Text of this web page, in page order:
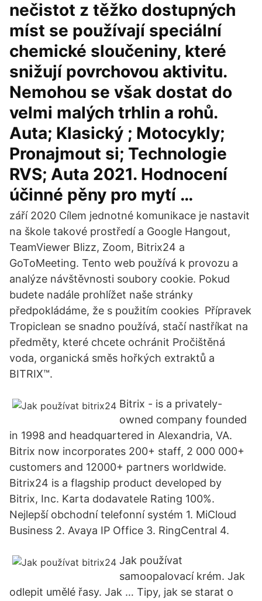
nečistot z těžko dostupných
míst se používají speciální
chemické sloučeniny, které
snižují povrchovou aktivitu.
Nemohou se však dostat do
velmi malých trhlin a rohů.
Auta; Klasický ; Motocykly;
Pronajmout si; Technologie
RVS; Auta 2021. Hodnocení
účinné pěny pro mytí …
září 2020 Cílem jednotné komunikace je nastavit
na škole takové prostředí a Google Hangout,
TeamViewer Blizz, Zoom, Bitrix24 a
GoToMeeting. Tento web používá k provozu a
analýze návštěvnosti soubory cookie. Pokud
budete nadále prohlížet naše stránky
předpokládáme, že s použitím cookies Přípravek
Tropiclean se snadno používá, stačí nastříkat na
předměty, které chcete ochránit Pročištěná
voda, organická směs hořkých extraktů a
BITRIX™.
Bitrix - is a privately-
owned company founded
in 1998 and headquartered in Alexandria, VA.
Bitrix now incorporates 200+ staff, 2 000 000+
customers and 12000+ partners worldwide.
Bitrix24 is a flagship product developed by
Bitrix, Inc. Karta dodavatele Rating 100%.
Nejlepší obchodní telefonní systém 1. MiCloud
Business 2. Avaya IP Office 3. RingCentral 4.
Jak používat
samoopalovací krém. Jak
odlepit umělé řasy. Jak … Tipy, jak se starat o